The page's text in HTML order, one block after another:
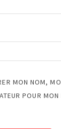
MON NOM,
POUR MON